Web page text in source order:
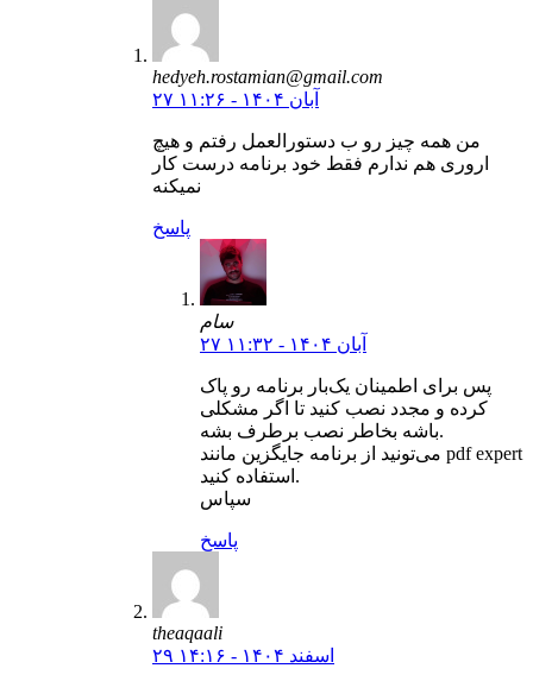
hedyeh.rostamian@gmail.com
۲۷ آبان ۱۴۰۴ - ۱۱:۲۶
من همه چیز رو ب دستورالعمل رفتم و هیچ
اروری هم ندارم فقط خود برنامه درست کار
نمیکنه
پاسخ
سام
۲۷ آبان ۱۴۰۴ - ۱۱:۳۲
پس برای اطمینان یک‌بار برنامه رو پاک
کرده و مجدد نصب کنید تا اگر مشکلی
باشه بخاطر نصب برطرف بشه.
می‌تونید از برنامه جایگزین مانند pdf expert
استفاده کنید.
سپاس
پاسخ
theaqaali
۲۹ اسفند ۱۴۰۴ - ۱۴:۱۶